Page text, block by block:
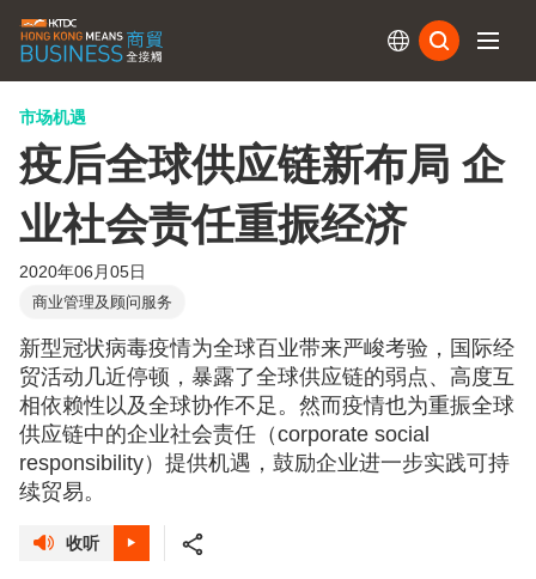
市场机遇
疫后全球供应链新布局 企
业社会责任重振经济
2020年06月05日
商业管理及顾问服务
新型冠状病毒疫情为全球百业带来严峻考验，国际经
贸活动几近停顿，暴露了全球供应链的弱点、高度互
相依赖性以及全球协作不足。然而疫情也为重振全球
供应链中的企业社会责任（corporate social
responsibility）提供机遇，鼓励企业进一步实践可持
续贸易。
收听